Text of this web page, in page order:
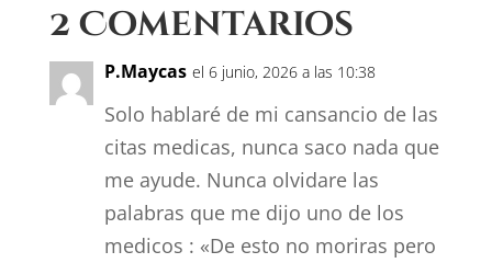
k
n
m
2 Comentarios
P.Maycas el 6 junio, 2026 a las 10:38
Solo hablaré de mi cansancio de las
citas medicas, nunca saco nada que
me ayude. Nunca olvidare las
palabras que me dijo uno de los
medicos : «De esto no moriras pero